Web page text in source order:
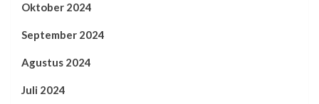
Oktober 2024
September 2024
Agustus 2024
Juli 2024